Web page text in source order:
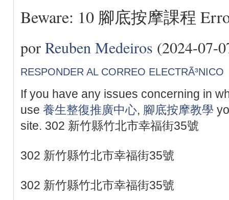
Beware: 10 腳底按摩課程
por Reuben Medeiros (2024-07-
RESPONDER AL CORREO ELECTRÃ³NICO
If you have any issues concerning in
use 養生整復推廣中心, 腳底按摩教學
site. 302 新竹縣竹北市幸福街35號
302 新竹縣竹北市幸福街35號
302 新竹縣竹北市幸福街35號